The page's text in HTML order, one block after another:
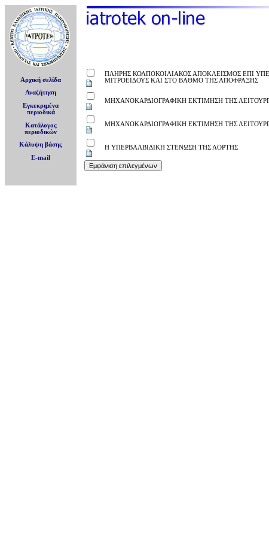
Αρχική σελίδα
Αναζήτηση
Εγκεκριμένα
περιοδικά
Κατάλογος
περιοδικών
Κάλυψη βάσης
E-mail
ΠΛΗΡΗΣ ΚΟΛΠΟΚΟΙΛΙΑΚΟΣ ΑΠΟΚΛΕΙΣΜΟΣ ΕΠΙ
ΜΙΤΡΟΕΙΔΟΥΣ ΚΑΙ ΣΤΟ ΒΑΘΜΟ ΤΗΣ ΑΠΟΦΡΑΞΗΣ
ΜΗΧΑΝΟΚΑΡΔΙΟΓΡΑΦΙΚΗ ΕΚΤΙΜΗΣΗ ΤΗΣ
ΜΗΧΑΝΟΚΑΡΔΙΟΓΡΑΦΙΚΗ ΕΚΤΙΜΗΣΗ ΤΗΣ
Η ΥΠΕΡΒΑΛΒΙΔΙΚΗ ΣΤΕΝΩΣΗ ΤΗΣ ΑΟΡΤΗΣ